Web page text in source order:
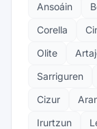
Ansoáin
Corella
Olite
Sarriguren
Cizur
Irurtzun